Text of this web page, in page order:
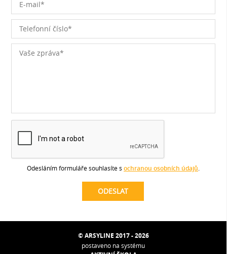
Odesláním formuláře souhlasíte s ochranou osobních údajů.
© ARSYLINE 2017 - 2026
postaveno na systému